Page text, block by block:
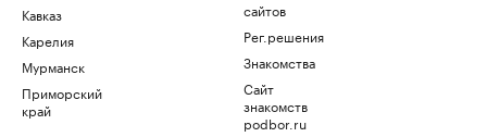
Кавказ
Карелия
Мурманск
Приморский
край
сайтов
Рег.решения
Знакомства
Сайт
знакомств
podbor.ru